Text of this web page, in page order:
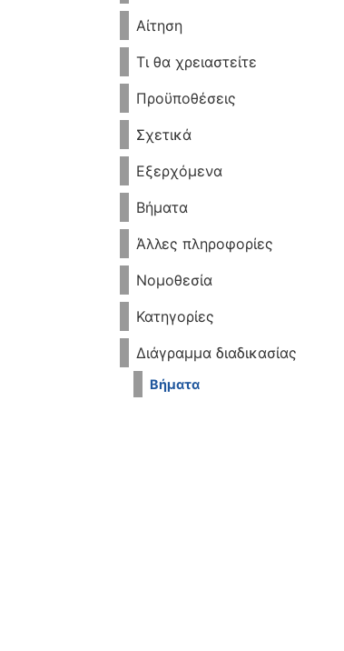
Αίτηση
Τι θα χρειαστείτε
Προϋποθέσεις
Σχετικά
Εξερχόμενα
Βήματα
Άλλες πληροφορίες
Νομοθεσία
Κατηγορίες
Διάγραμμα διαδικασίας
Βήματα